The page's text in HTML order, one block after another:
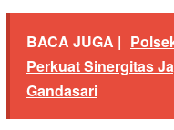
BACA JUGA |
Perkuat Sinergitas
Gandasari